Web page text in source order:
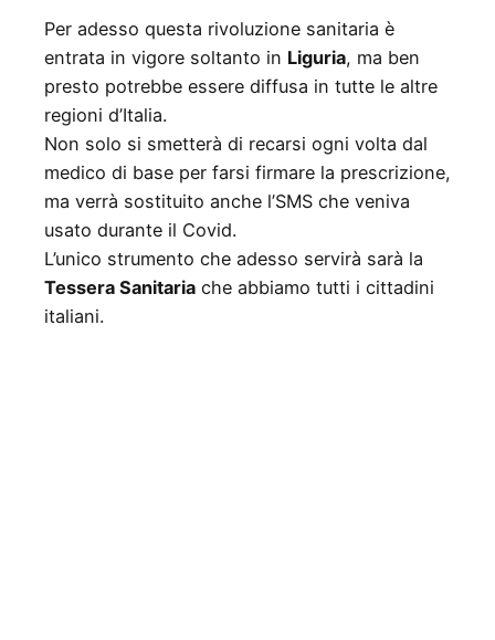
Per adesso questa rivoluzione sanitaria è
entrata in vigore soltanto in Liguria, ma ben
presto potrebbe essere diffusa in tutte le altre
regioni d’Italia.
Non solo si smetterà di recarsi ogni volta dal
medico di base per farsi firmare la prescrizione,
ma verrà sostituito anche l’SMS che veniva
usato durante il Covid.
L’unico strumento che adesso servirà sarà la
Tessera Sanitaria che abbiamo tutti i cittadini
italiani.